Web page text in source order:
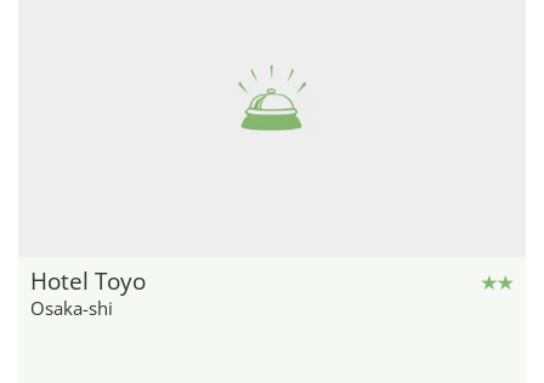
Hotel Toyo
Osaka-shi